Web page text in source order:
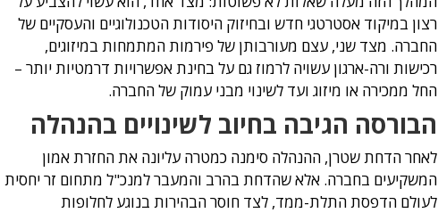
רצון במיקוד אסטרטגי חדש ובחיזוק היסודות הטכנולוגיים והעסקיים של
החברה. מצד שני, עצם מעורבותן של פירמות המתמחות במיזוגים,
רכישות ורה-ארגון עשויה לרמוז גם על בחינת אפשרויות דרמטיות יותר –
החל ממכירה או מיזוג ועד לשינוי מבני עמוק של החברה.
הבורסה הגיבה בחיוב לשינויים בהנהלה
לאחר הדחת שטרן, ההנהלה סימנה כמטרה עליונה את החזרת אמון
המשקיעים בחברה. אלא שהדחת בהרב והמעבר למנכ"ל מתחום זר יחסית
לעולם הדפסת התלת-ממד, לצד חוסר הבהירות בנוגע לחלופות